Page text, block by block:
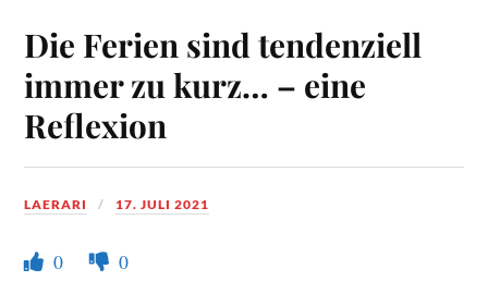
Die Ferien sind tendenziell
immer zu kurz… – eine
Reflexion
LAERARI 17. JULI 2021
0 0